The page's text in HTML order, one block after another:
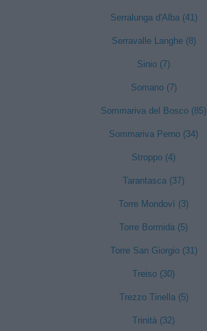
Serralunga d'Alba (41)
Serravalle Langhe (8)
Sinio (7)
Somano (7)
Sommariva del Bosco (85)
Sommariva Perno (34)
Stroppo (4)
Tarantasca (37)
Torre Mondovì (3)
Torre Bormida (5)
Torre San Giorgio (31)
Treiso (30)
Trezzo Tinella (5)
Trinità (32)